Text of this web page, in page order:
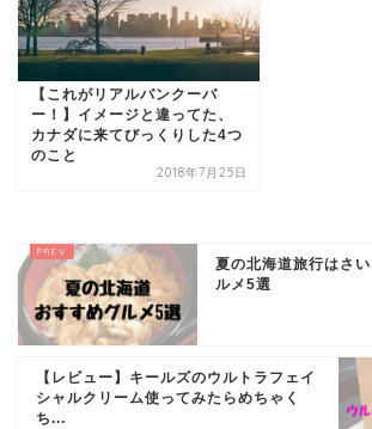
【これがリアルバンクーバ
ー！】イメージと違ってた、
カナダに来てびっくりした4つ
のこと
2018年7月25日
夏の北海道旅行はさ
ルメ5選
【レビュー】キールズのウルトラフェイ
シャルクリーム使ってみたらめちゃく
ち...